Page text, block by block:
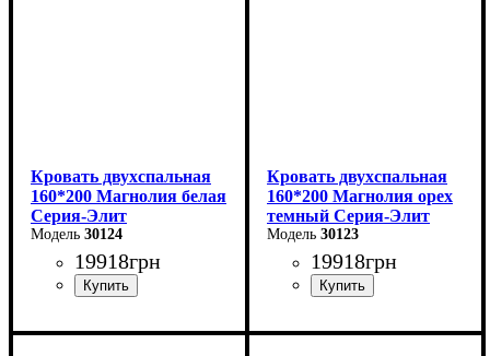
Кровать двухспальная
160*200 Магнолия белая
Серия-Элит
30124
19918грн
Ширина: 168 см
Кровать двухспальная
160*200 Магнолия орех
темный Серия-Элит
30123
19918грн
Ширина: 168 см